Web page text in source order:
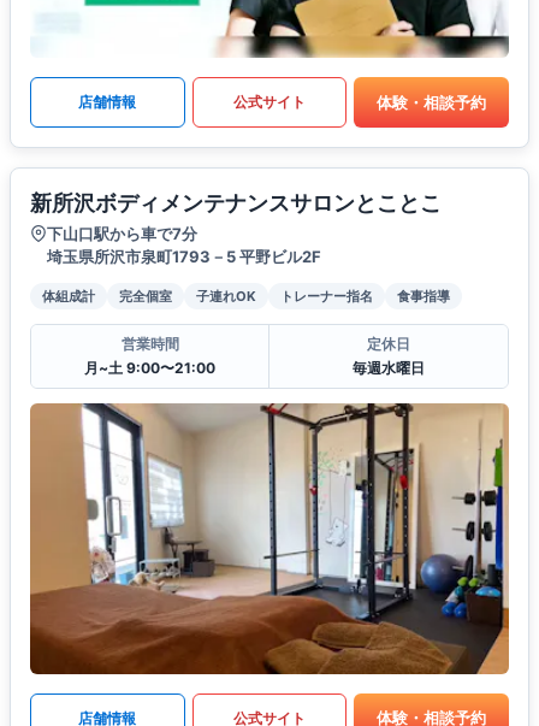
店舗情報 公式サイト 体験・相談予約
新所沢ボディメンテナンスサロンとことこ
下山口駅から車で7分
埼玉県所沢市泉町1793－5 平野ビル2F
体組成計 完全個室 子連れOK トレーナー指名 食事指導
営業時間
月~土 9:00〜21:00
定休日
毎週水曜日
店舗情報 公式サイト 体験・相談予約